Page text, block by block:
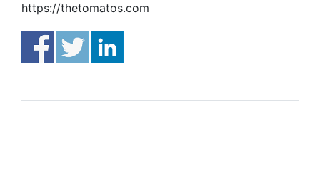
https://thetomatos.com